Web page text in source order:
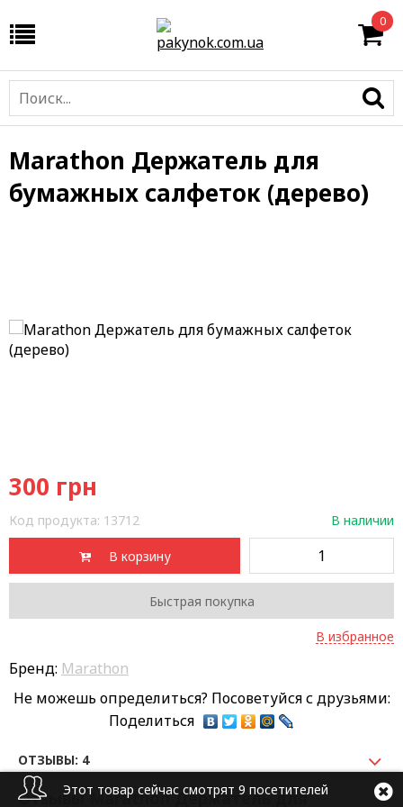
0
Marathon Держатель для
бумажных салфеток (дерево)
300 грн
Код продукта: 13712 В наличии
В корзину
Быстрая покупка
В избранное
Бренд: Marathon
Не можешь определиться? Посоветуйся с друзьями:
Поделиться
ОТЗЫВЫ: 4
Отзывы Marathon Держатель для
Этот товар сейчас смотрят 9 посетителей